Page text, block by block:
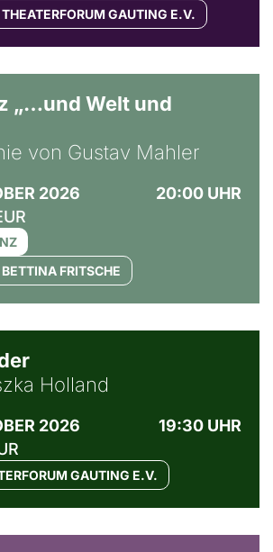
THEATERFORUM GAUTING E.V.
„…und Welt und
von Gustav Mahler
2026
20:00 UHR
FRITSCHE
Holland
2026
19:30 UHR
GAUTING E.V.